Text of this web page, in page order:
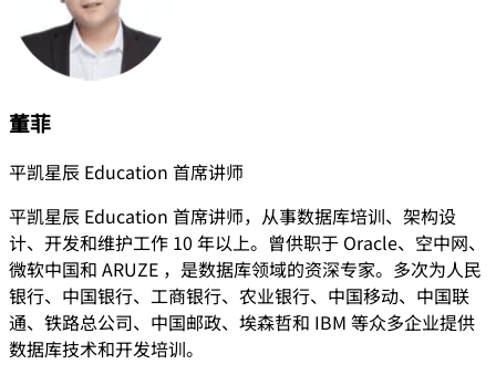
董菲
平凯星辰 Education 首席讲师
平凯星辰 Education 首席讲师，从事数据库培训、架构设
计、开发和维护工作 10 年以上。曾供职于 Oracle、空中网、
微软中国和 ARUZE ，是数据库领域的资深专家。多次为人民
银行、中国银行、工商银行、农业银行、中国移动、中国联
通、铁路总公司、中国邮政、埃森哲和 IBM 等众多企业提供
数据库技术和开发培训。